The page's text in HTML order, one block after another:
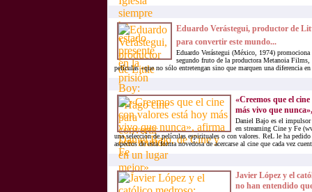
Eduardo Verástegui, productor de
para convertir este mundo...
Eduardo Verástegui (México, 1974)
segundo fruto de la productora Metanoia Films,
películas «que no sólo entretengan sino que marquen una diferencia
«Creemos que el
más vivo que
Daniel Bajo es el impulsor
en streaming Cine y Fe
una selección de películas espirituales o con valores. ReL le ha
aspectos de esta forma novedosa de acercarse al cine que cada vez
Javier López y el
no han entendido